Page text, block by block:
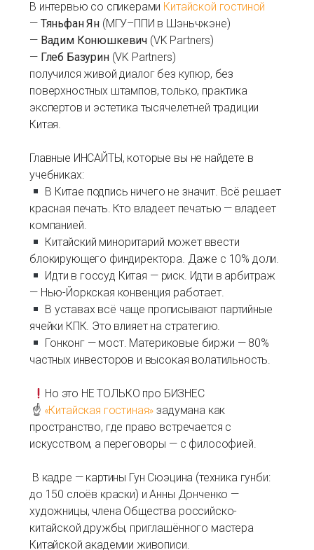
В интервью со спикерами Китайской гостиной
— Тяньфан Ян (МГУ–ППИ в Шэньчжэне)
— Вадим Конюшкевич (VK Partners)
—Глеб Базурин(VK Partners)
получился живой диалог без купюр, без
поверхностных штампов, только, практика
экспертов и эстетика тысячелетней традиции
Китая.
Главные ИНСАЙТЫ, которые вы не найдете в
учебниках:
В Китае подпись ничего не значит. Всё решает
красная печать. Кто владеет печатью — владеет
компанией.
Китайский миноритарий может ввести
блокирующего финдиректора. Даже с 10% доли.
Идти в госсуд Китая — риск. Идти в арбитраж
— Нью-Йоркская конвенция работает.
В уставах всё чаще прописывают партийные
ячейки КПК. Это влияет на стратегию.
Гонконг — мост. Материковые биржи — 80%
частных инвесторов и высокая волатильность.
Но это НЕ ТОЛЬКО про БИЗНЕС
☝ «Китайская гостиная» задумана как
пространство, где право встречается с
искусством, а переговоры — с философией.
В кадре — картины Гун Сюэцина (техника гунби:
до 150 слоёв краски) и Анны Донченко —
художницы, члена Общества российско-
китайской дружбы, приглашённого мастера
Китайской академии живописи.